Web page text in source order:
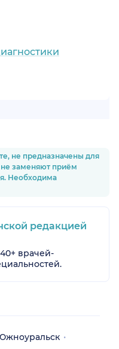
не предназначены для
не заменяют приём
Необходима
редакцией
врачей-